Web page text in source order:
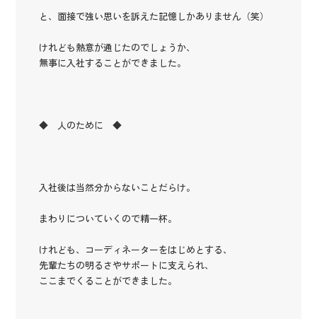
と、面接で強い思いを訴えた記憶しかありません（笑）
けれども熱意が通じたのでしょうか、
無事に入社することができました。
◆ 人のために ◆
入社後は当然分からないことだらけ。
まわりについていくので精一杯。
けれども、コーディネーターをはじめとする、
先輩たちの明るさやサポートに支えられ、
ここまでくることができました。